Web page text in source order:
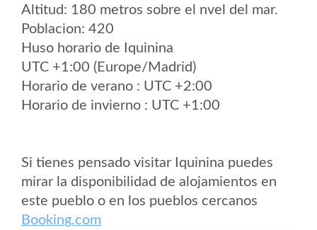
Altitud: 180 metros sobre el nvel del mar.
Poblacion: 420
Huso horario de Iquinina
UTC +1:00 (Europe/Madrid)
Horario de verano : UTC +2:00
Horario de invierno : UTC +1:00
Si tienes pensado visitar Iquinina puedes
mirar la disponibilidad de alojamientos en
este pueblo o en los pueblos cercanos
Booking.com